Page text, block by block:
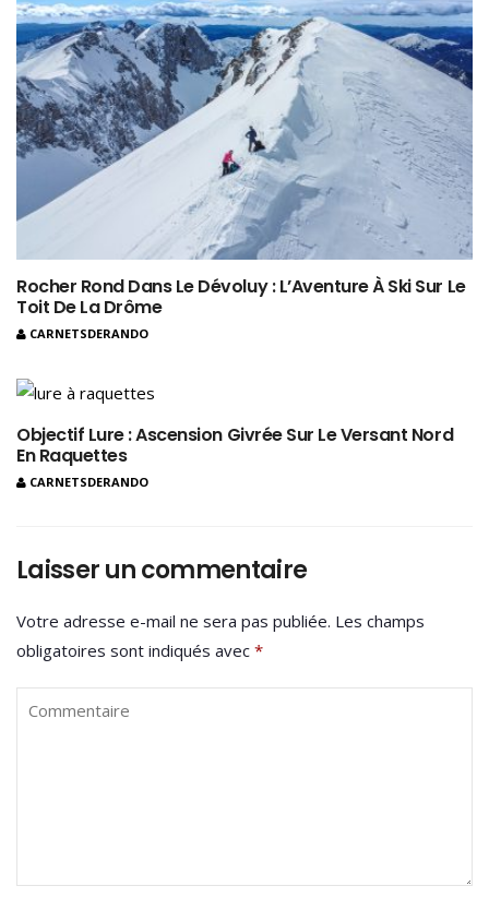
Rocher Rond Dans Le Dévoluy : L’Aventure À Ski Sur Le
Toit De La Drôme
CARNETSDERANDO
Objectif Lure : Ascension Givrée Sur Le Versant Nord
En Raquettes
CARNETSDERANDO
Laisser un commentaire
Votre adresse e-mail ne sera pas publiée. Les champs
obligatoires sont indiqués avec *